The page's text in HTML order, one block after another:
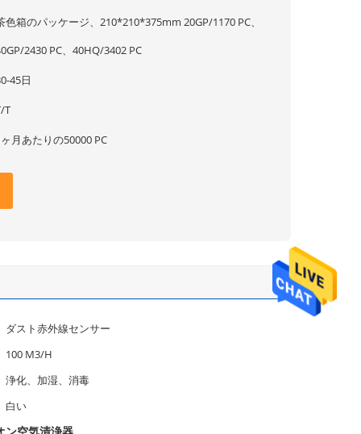
色箱のパッケージ、210*210*375mm 20GP/1170 PC、
2430 PC、40HQ/3402 PC
45日
T
月あたりの50000 PC
ダスト赤外線センサー
100 M3/H
浄化、加湿、消毒
白い